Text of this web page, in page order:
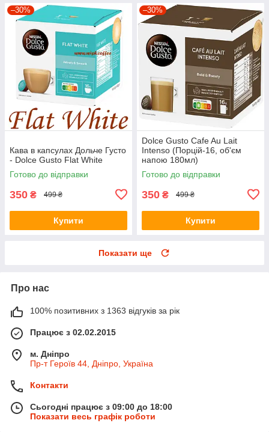
–30%
Кава в капсулах Дольче Густо
- Dolce Gusto Flat White
Готово до відправки
350 ₴ 499 ₴
Купити
–30%
Dolce Gusto Cafe Au Lait
Intenso (Порцій-16, об'єм
напою 180мл)
Готово до відправки
350 ₴ 499 ₴
Купити
Показати ще
Про нас
100% позитивних з 1363 відгуків за рік
Працює з 02.02.2015
м. Дніпро
Пр-т Героїв 44, Дніпро, Україна
Контакти
Сьогодні працює з 09:00 до 18:00
Показати весь графік роботи